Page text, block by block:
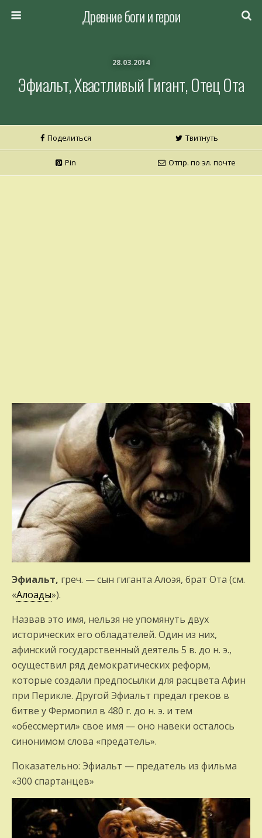
Древние боги и герои
28.03.2014
Эфиальт, Хвастливый Гигант, Отец Ота
Поделиться Твитнуть
Pin Отпр. по эл. почте
Эфиальт, греч. — сын гиганта Алоэя, брат Ота (см.
«Алоады»).
Назвав это имя, нельзя не упомянуть двух
исторических его обладателей. Один из них,
афинский государственный деятель 5 в. до н. э.,
осуществил ряд демократичес­ких реформ,
которые создали предпосылки для расцвета Афин
при Перикле. Другой Эфиальт предал греков в
битве у Фермопил в 480 г. до н. э. и тем
«обессмертил» свое имя — оно навеки осталось
синонимом слова «предатель».
Показательно: Эфиальт — предатель из фильма
«300 спартанцев»